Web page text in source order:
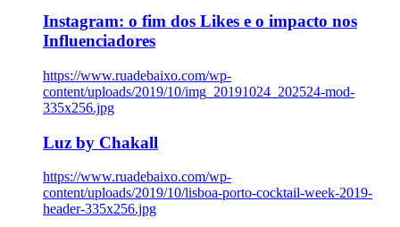
Instagram: o fim dos Likes e o impacto nos
Influenciadores
https://www.ruadebaixo.com/wp-
content/uploads/2019/10/img_20191024_202524-mod-
335x256.jpg
Luz by Chakall
https://www.ruadebaixo.com/wp-
content/uploads/2019/10/lisboa-porto-cocktail-week-2019-
header-335x256.jpg